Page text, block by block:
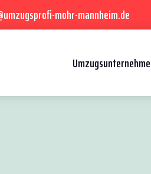
mohr-mannheim.de